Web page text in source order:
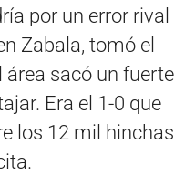
por un error rival
Zabala, tomó el
área sacó un fuerte
Era el 1-0 que
los 12 mil hinchas